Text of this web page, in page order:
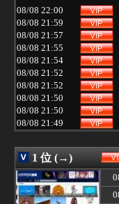
08/08 22:00
08/08 21:59
08/08 21:57
08/08 21:55
08/08 21:54
08/08 21:52
08/08 21:52
08/08 21:50
08/08 21:50
08/08 21:49
08/08 21:47
08/08 21:45
08/08 21:45
08/08 21:45
08/08 21:43
1 位 (→)